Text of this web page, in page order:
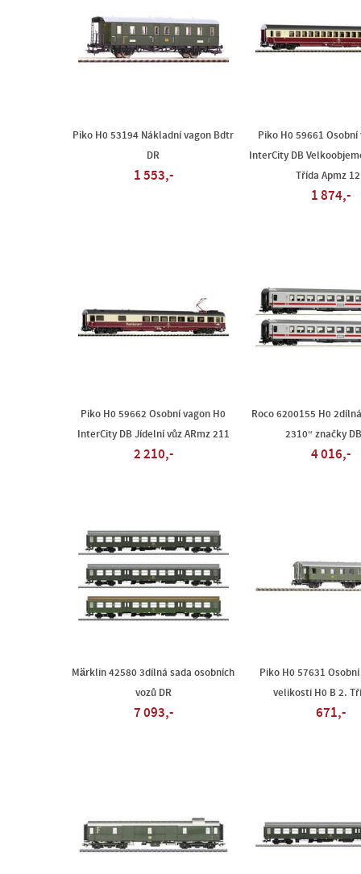
Piko H0 53194 Nákladní vagon Bdtr
DR
1 553,-
Piko H0 59661 Osobní
InterCity DB
Třída Apmz
1 874,-
Piko H0 59662 Osobní vagon H0
InterCity DB Jídelní vůz ARmz 211
2 210,-
Roco 6200155 H0
2310“ značky
4 016,-
Märklin 42580 3dílná sada osobních
vozů DR
7 093,-
Piko H0 57631
velikosti H0 B 2.
671,-